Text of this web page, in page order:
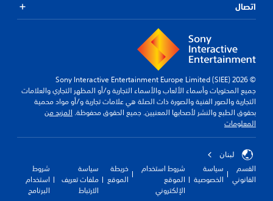
اتصال
© 2026 Sony Interactive Entertainment Europe Limited (SIEE)
جميع المحتويات وأسماء الألعاب والأسماء التجارية و/أو المظهر التجاري والعلامات
التجارية والصور الفنية والصورة ذات الصلة هي علامات تجارية و/أو مواد محمية
بحقوق الطبع والنشر لأصحابها المعنيين. جميع الحقوق محفوظة.المزيد من
المعلومات
لبنان
القسم
القانوني
سياسة
الخصوصية
شروط استخدام
الموقع
الإلكتروني
خريطة
الموقع
سياسة
ملفات تعريف
الارتباط
شروط
استخدام
البرنامج